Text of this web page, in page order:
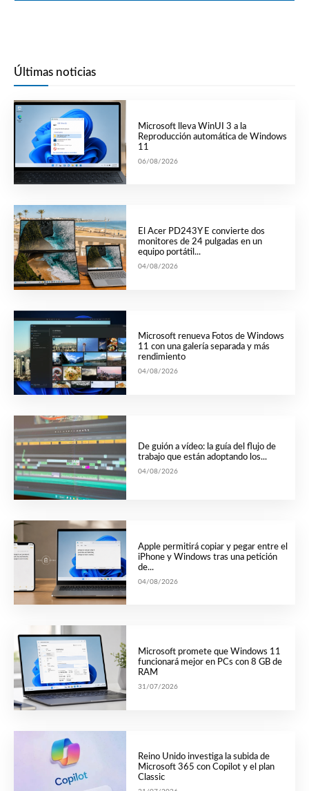
Últimas noticias
Microsoft lleva WinUI 3 a la
Reproducción automática de Windows
11
06/08/2026
El Acer PD243Y E convierte dos
monitores de 24 pulgadas en un
equipo portátil...
04/08/2026
Microsoft renueva Fotos de Windows
11 con una galería separada y más
rendimiento
04/08/2026
De guión a vídeo: la guía del flujo de
trabajo que están adoptando los...
04/08/2026
Apple permitirá copiar y pegar entre el
iPhone y Windows tras una petición
de...
04/08/2026
Microsoft promete que Windows 11
funcionará mejor en PCs con 8 GB de
RAM
31/07/2026
Reino Unido investiga la subida de
Microsoft 365 con Copilot y el plan
Classic